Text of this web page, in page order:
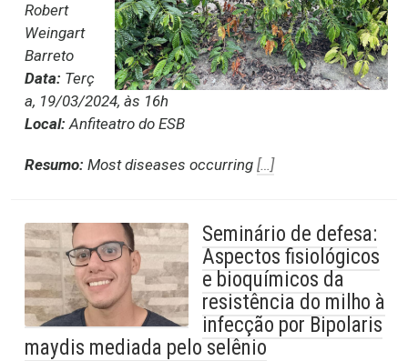
Robert
Weingart
Barreto
Data: Terç
a, 19/03/2024, às 16h
Local: Anfiteatro do ESB
Resumo: Most diseases occurring […]
Seminário de defesa:
Aspectos fisiológicos
e bioquímicos da
resistência do milho à
infecção por Bipolaris
maydis mediada pelo selênio